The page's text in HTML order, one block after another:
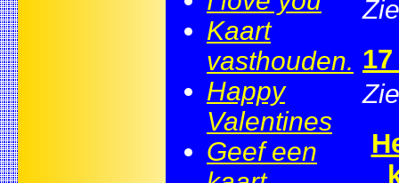
Kaart
vasthouden.
Happy
Valentines
Geef een